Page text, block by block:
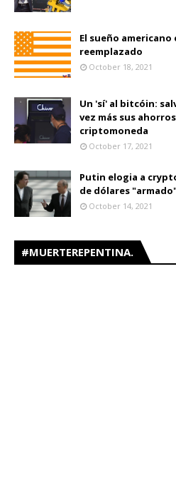
El sueño
reemplazado
October 18, 2021
Un 'sí' al bitcóin:
vez más sus
criptomoneda
October 17, 2021
Putin elogia a
de dólares
October 14, 2021
#MUERTEREPENTINA.